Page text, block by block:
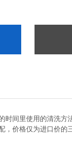
间里使用的清洗方
价格仅为进口价的